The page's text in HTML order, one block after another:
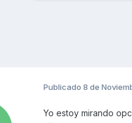
Publicado 8 de
Yo estoy mirando